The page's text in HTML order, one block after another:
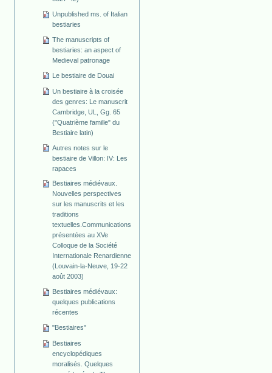
Unpublished ms. of Italian
bestiaries
The manuscripts of
bestiaries: an aspect of
Medieval patronage
Le bestiaire de Douai
Un bestiaire à la croisée
des genres: Le manuscrit
Cambridge, UL, Gg. 65
("Quatrième famille" du
Bestiaire latin)
Autres notes sur le
bestiaire de Villon: IV: Les
rapaces
Bestiaires médiévaux.
Nouvelles perspectives
sur les manuscrits et les
traditions
textuelles.Communications
présentées au XVe
Colloque de la Société
Internationale Renardienne
(Louvain-la-Neuve, 19-22
août 2003)
Bestiaires médiévaux:
quelques publications
récentes
"Bestiaires"
Bestiaires
encyclopédiques
moralisés. Quelques